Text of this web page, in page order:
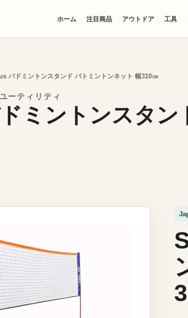
ホーム 注目商品 アウトドア 工具
バドミントンスタンド バトミントンネット 幅310㎝
ーティリティ
ミントンスタン